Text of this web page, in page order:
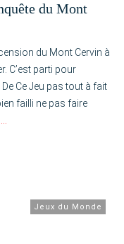
du Mont
du Mont Cervin à
C’est parti pour
De Ce Jeu pas tout à fait
failli ne pas faire
Jeux du Monde